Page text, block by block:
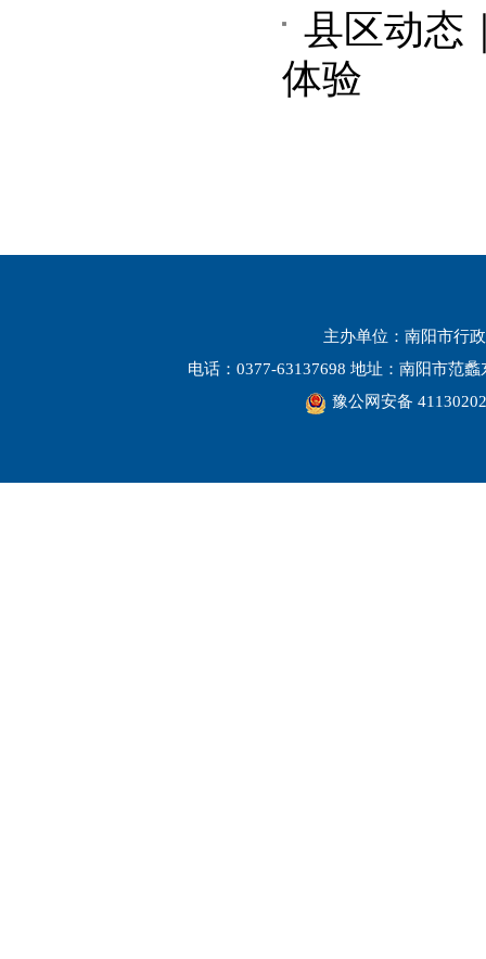
县区动态
体验
主办单位：南阳市行
电话：0377-63137698 地址：南阳市范
豫公网安备